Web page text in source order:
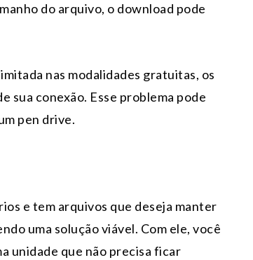
do arquivo, o download pode
nas modalidades gratuitas, os
sua conexão. Esse problema pode
pen drive.
e tem arquivos que deseja manter
uma solução viável. Com ele, você
unidade que não precisa ficar